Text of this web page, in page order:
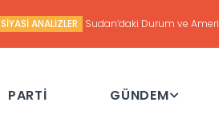
HAFTALIK GÜNDEM DEĞERLENDİRME Haftalık
PARTİ GÜNDEM